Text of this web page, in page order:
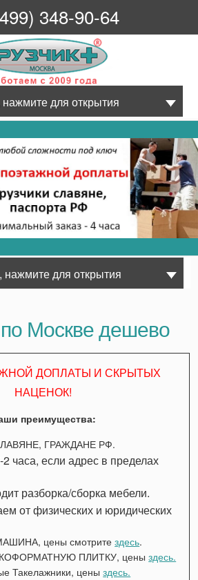
348-90-64
для открытия
нажмите для открытия
Москве дешево
ДОПЛАТЫ И СКРЫТЫХ
НАЦЕНОК!
преимущества:
ГРАЖДАНЕ РФ.
часа, если адрес в пределах
разборка/сборка мебели.
от физических и юридических
цены смотритездесь.
ПЛИТКУ, ценыздесь.
Такелажники, ценыздесь.